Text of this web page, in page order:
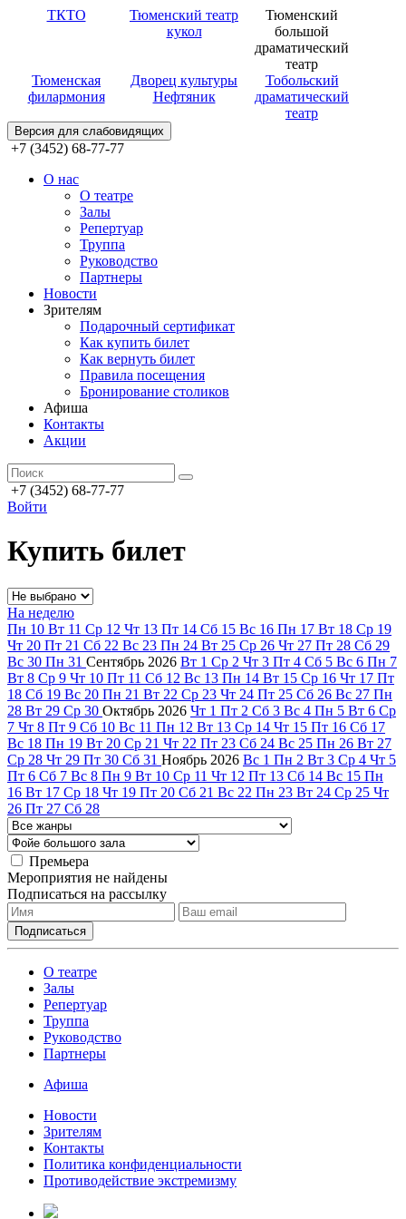
ТКТО
Тюменский театр
кукол
Тюменский
большой
драматический
театр
Тюменская
филармония
Дворец культуры
Нефтяник
Тобольский
драматический
театр
Версия для слабовидящих
+7 (3452) 68-77-77
О нас
О театре
Залы
Репертуар
Труппа
Руководство
Партнеры
Новости
Зрителям
Подарочный сертификат
Как купить билет
Как вернуть билет
Правила посещения
Бронирование столиков
Афиша
Контакты
Акции
+7 (3452) 68-77-77
Войти
Купить билет
На неделю
Пн 10 Вт 11 Ср 12 Чт 13 Пт 14 Сб 15 Вс 16 Пн 17 Вт 18 Ср 19
Чт 20 Пт 21 Сб 22 Вс 23 Пн 24 Вт 25 Ср 26 Чт 27 Пт 28 Сб 29
Вс 30 Пн 31 Сентябрь 2026 Вт 1 Ср 2 Чт 3 Пт 4 Сб 5 Вс 6 Пн 7
Вт 8 Ср 9 Чт 10 Пт 11 Сб 12 Вс 13 Пн 14 Вт 15 Ср 16 Чт 17 Пт
18 Сб 19 Вс 20 Пн 21 Вт 22 Ср 23 Чт 24 Пт 25 Сб 26 Вс 27 Пн
28 Вт 29 Ср 30 Октябрь 2026 Чт 1 Пт 2 Сб 3 Вс 4 Пн 5 Вт 6 Ср
7 Чт 8 Пт 9 Сб 10 Вс 11 Пн 12 Вт 13 Ср 14 Чт 15 Пт 16 Сб 17
Вс 18 Пн 19 Вт 20 Ср 21 Чт 22 Пт 23 Сб 24 Вс 25 Пн 26 Вт 27
Ср 28 Чт 29 Пт 30 Сб 31 Ноябрь 2026 Вс 1 Пн 2 Вт 3 Ср 4 Чт 5
Пт 6 Сб 7 Вс 8 Пн 9 Вт 10 Ср 11 Чт 12 Пт 13 Сб 14 Вс 15 Пн
16 Вт 17 Ср 18 Чт 19 Пт 20 Сб 21 Вс 22 Пн 23 Вт 24 Ср 25 Чт
26 Пт 27 Сб 28
Премьера
Мероприятия не найдены
Подписаться на рассылку
О театре
Залы
Репертуар
Труппа
Руководство
Партнеры
Афиша
Новости
Зрителям
Контакты
Политика конфиденциальности
Противодействие экстремизму